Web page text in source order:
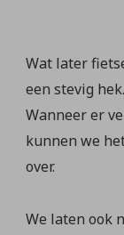
Wat later
een stevig
Wanneer er
kunnen we
over.
We laten ook